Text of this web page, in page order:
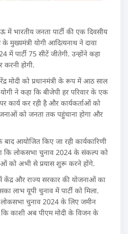
में भारतीय जनता पार्टी की एक दिवसीय
मुख्यमंत्री योगी आदित्यनाथ ने दावा
पार्टी 75 सीटें जीतेगी. उन्होंने कहा
होगी.
मोदी को प्रधानमंत्री के रूप में आठ साल
ने कहा कि बीजेपी हर परिवार के एक
कार्य कर रही है और कार्यकर्ताओं को
को जनता तक पहुंचाना होगा और
बाद आयोजित किए जा रही कार्यकारिणी
कि लोकसभा चुनाव 2024 के संकल्प को
को अभी से प्रयास शुरू करने होंगे.
केंद्र और राज्य सरकार की योजनाओं का
लाभ यूपी चुनाव में पार्टी को मिला.
चुनाव 2024 के लिए जमीन
कि काशी अब पीएम मोदी के विजन के